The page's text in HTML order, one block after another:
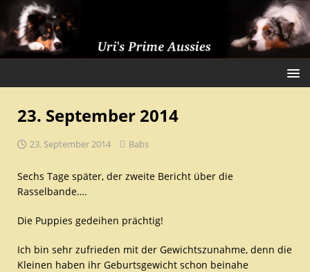
23. September 2014
23. September 2014 Babs
Sechs Tage später, der zweite Bericht über die
Rasselbande….
Die Puppies gedeihen prächtig!
Ich bin sehr zufrieden mit der Gewichtszunahme, denn die
Kleinen haben ihr Geburtsgewicht schon beinahe